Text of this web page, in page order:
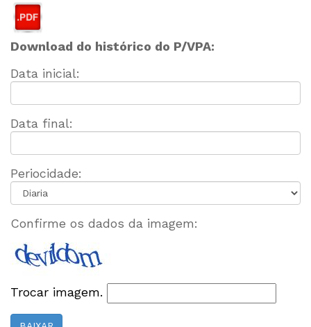
Download do histórico do P/VPA:
Data inicial:
Data final:
Periocidade:
Confirme os dados da imagem:
Trocar imagem.